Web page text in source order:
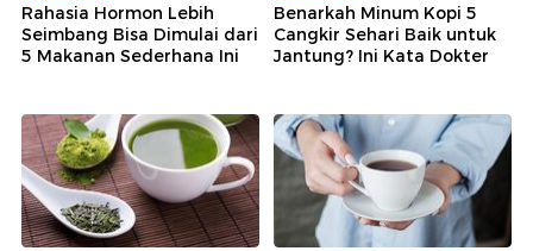
Rahasia Hormon Lebih
Seimbang Bisa Dimulai dari
5 Makanan Sederhana Ini
Benarkah Minum Kopi 5
Cangkir Sehari Baik untuk
Jantung? Ini Kata Dokter